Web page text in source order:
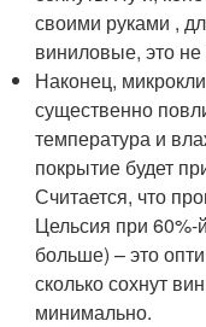
своими руками ,
виниловые, это
Наконец,
существенно
температура и
покрытие будет
Считается, что
Цельсия при 60%-
больше) – это
сколько сохнут
минимально.